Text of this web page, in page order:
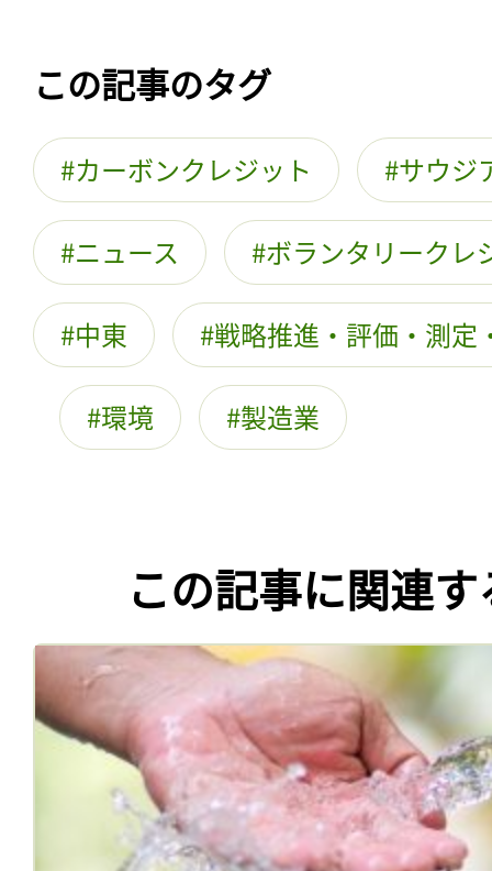
この記事のタグ
カーボンクレジット サウジ
ニュース ボランタリークレ
中東 戦略推進・評価・測定
環境 製造業
この記事に関連